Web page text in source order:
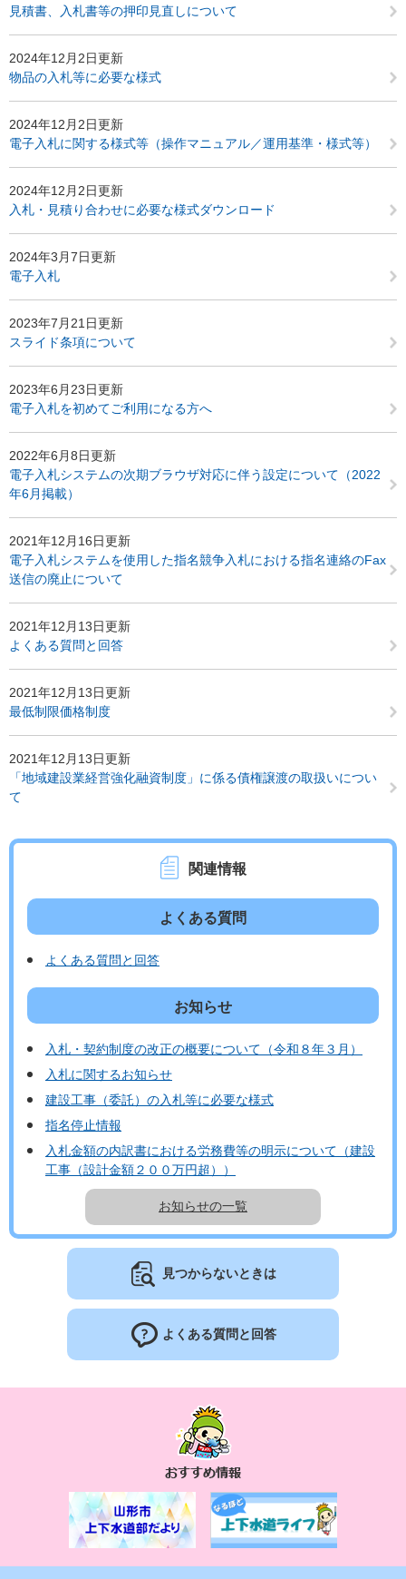
見積書、入札書等の押印見直しについて
2024年12月2日更新
物品の入札等に必要な様式
2024年12月2日更新
電子入札に関する様式等（操作マニュアル／運用基準・様式等）
2024年12月2日更新
入札・見積り合わせに必要な様式ダウンロード
2024年3月7日更新
電子入札
2023年7月21日更新
スライド条項について
2023年6月23日更新
電子入札を初めてご利用になる方へ
2022年6月8日更新
電子入札システムの次期ブラウザ対応に伴う設定について（2022
年6月掲載）
2021年12月16日更新
電子入札システムを使用した指名競争入札における指名連絡のFax
送信の廃止について
2021年12月13日更新
よくある質問と回答
2021年12月13日更新
最低制限価格制度
2021年12月13日更新
「地域建設業経営強化融資制度」に係る債権譲渡の取扱いについ
て
関連情報
よくある質問
よくある質問と回答
お知らせ
入札・契約制度の改正の概要について（令和８年３月）
入札に関するお知らせ
建設工事（委託）の入札等に必要な様式
指名停止情報
入札金額の内訳書における労務費等の明示について（建設
工事（設計金額２００万円超））
お知らせの一覧
見つからないときは
よくある質問と回答
す
め
情
報